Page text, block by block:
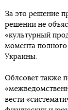
За это решение
решении не
«культурный
момента
Украины.
Облсовет также
вести